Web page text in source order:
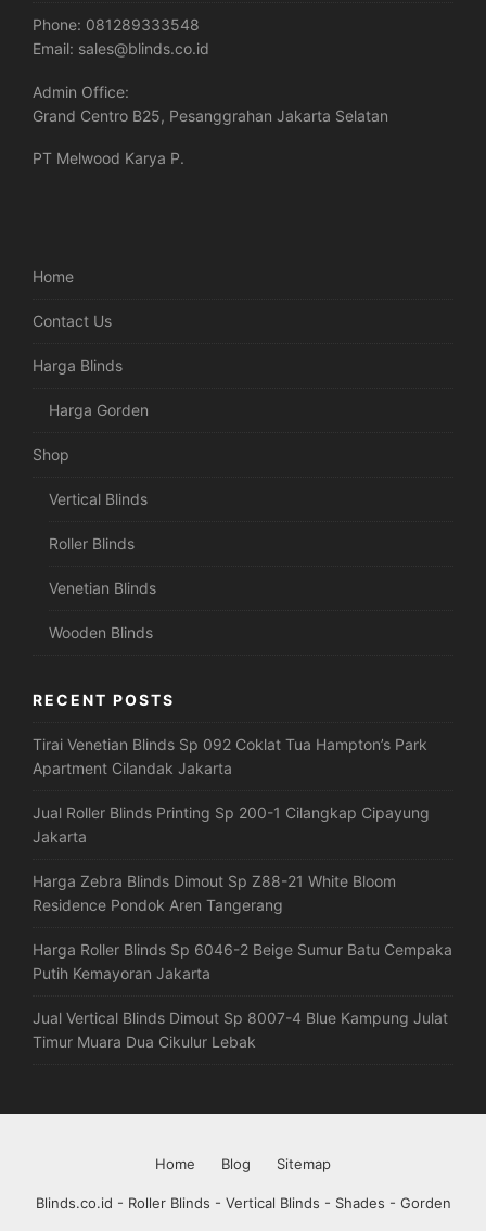
Phone: 081289333548
Email: sales@blinds.co.id
Admin Office:
Grand Centro B25, Pesanggrahan Jakarta Selatan
PT Melwood Karya P.
Home
Contact Us
Harga Blinds
Harga Gorden
Shop
Vertical Blinds
Roller Blinds
Venetian Blinds
Wooden Blinds
RECENT POSTS
Tirai Venetian Blinds Sp 092 Coklat Tua Hampton’s Park
Apartment Cilandak Jakarta
Jual Roller Blinds Printing Sp 200-1 Cilangkap Cipayung
Jakarta
Harga Zebra Blinds Dimout Sp Z88-21 White Bloom
Residence Pondok Aren Tangerang
Harga Roller Blinds Sp 6046-2 Beige Sumur Batu Cempaka
Putih Kemayoran Jakarta
Jual Vertical Blinds Dimout Sp 8007-4 Blue Kampung Julat
Timur Muara Dua Cikulur Lebak
Home Blog Sitemap
Blinds.co.id - Roller Blinds - Vertical Blinds - Shades - Gorden